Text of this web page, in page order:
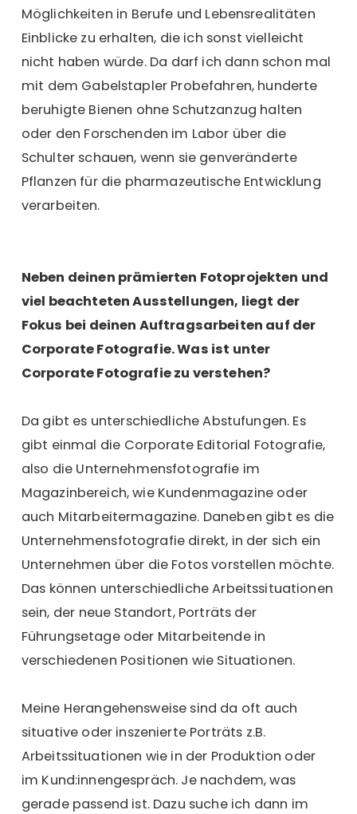
Möglichkeiten in Berufe und Lebensrealitäten
Einblicke zu erhalten, die ich sonst vielleicht
nicht haben würde. Da darf ich dann schon mal
mit dem Gabelstapler Probefahren, hunderte
beruhigte Bienen ohne Schutzanzug halten
oder den Forschenden im Labor über die
Schulter schauen, wenn sie genveränderte
Pflanzen für die pharmazeutische Entwicklung
verarbeiten.
Neben deinen prämierten Fotoprojekten und
viel beachteten Ausstellungen, liegt der
Fokus bei deinen Auftragsarbeiten auf der
Corporate Fotografie. Was ist unter
Corporate Fotografie zu verstehen?
Da gibt es unterschiedliche Abstufungen. Es
gibt einmal die Corporate Editorial Fotografie,
also die Unternehmensfotografie im
Magazinbereich, wie Kundenmagazine oder
auch Mitarbeitermagazine. Daneben gibt es die
Unternehmensfotografie direkt, in der sich ein
Unternehmen über die Fotos vorstellen möchte.
Das können unterschiedliche Arbeitssituationen
sein, der neue Standort, Porträts der
Führungsetage oder Mitarbeitende in
verschiedenen Positionen wie Situationen.
Meine Herangehensweise sind da oft auch
situative oder inszenierte Porträts z.B.
Arbeitssituationen wie in der Produktion oder
im Kund:innengespräch. Je nachdem, was
gerade passend ist. Dazu suche ich dann im